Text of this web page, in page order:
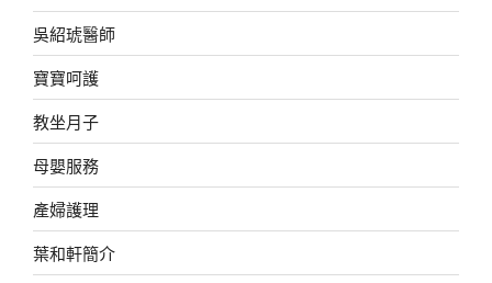
吳紹琥醫師
寶寶呵護
教坐月子
母嬰服務
產婦護理
葉和軒簡介